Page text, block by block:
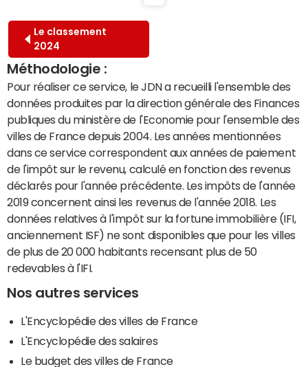
Le classement
2024
Méthodologie :
Pour réaliser ce service, le JDN a recueilli l'ensemble des
données produites par la direction générale des Finances
publiques du ministère de l'Economie pour l'ensemble des
villes de France depuis 2004. Les années mentionnées
dans ce service correspondent aux années de paiement
de l'impôt sur le revenu, calculé en fonction des revenus
déclarés pour l'année précédente. Les impôts de l'année
2019 concernent ainsi les revenus de l'année 2018. Les
données relatives à l'impôt sur la fortune immobilière (IFI,
anciennement ISF) ne sont disponibles que pour les villes
de plus de 20 000 habitants recensant plus de 50
redevables à l'IFI.
Nos autres services
L'Encyclopédie des villes de France
L'Encyclopédie des salaires
Le budget des villes de France